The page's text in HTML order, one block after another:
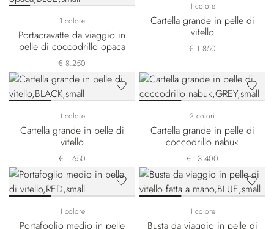
1 colore
Portacravatte da viaggio in
pelle di coccodrillo opaca
€ 8.250
1 colore
Cartella grande in pelle di
vitello
€ 1.850
1 colore
Cartella grande in pelle di
vitello
€ 1.650
2 colori
Cartella grande in pelle di
coccodrillo nabuk
€ 13.400
1 colore
Portafoglio medio in pelle
1 colore
Busta da viaggio in pelle di